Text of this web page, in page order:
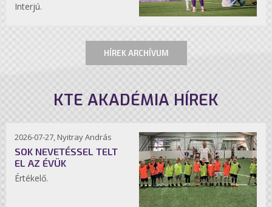
Interjú.
HÍREK ARCHÍVUM
KTE AKADÉMIA HÍREK
2026-07-27, Nyitray András
SOK NEVETÉSSEL TELT
EL AZ ÉVÜK
Értékelő.